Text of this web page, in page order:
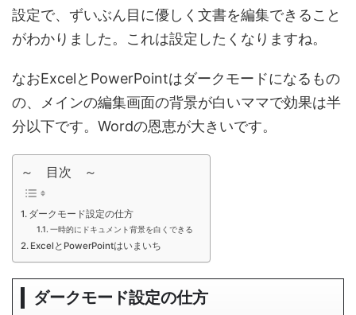
設定で、ずいぶん目に優しく文書を編集できること
がわかりました。これは設定したくなりますね。
なおExcelとPowerPointはダークモードになるもの
の、メインの編集画面の背景が白いママで効果は半
分以下です。Wordの恩恵が大きいです。
～ 目次 ～
ダークモード設定の仕方
一時的にドキュメント背景を白くできる
ExcelとPowerPointはいまいち
ダークモード設定の仕方